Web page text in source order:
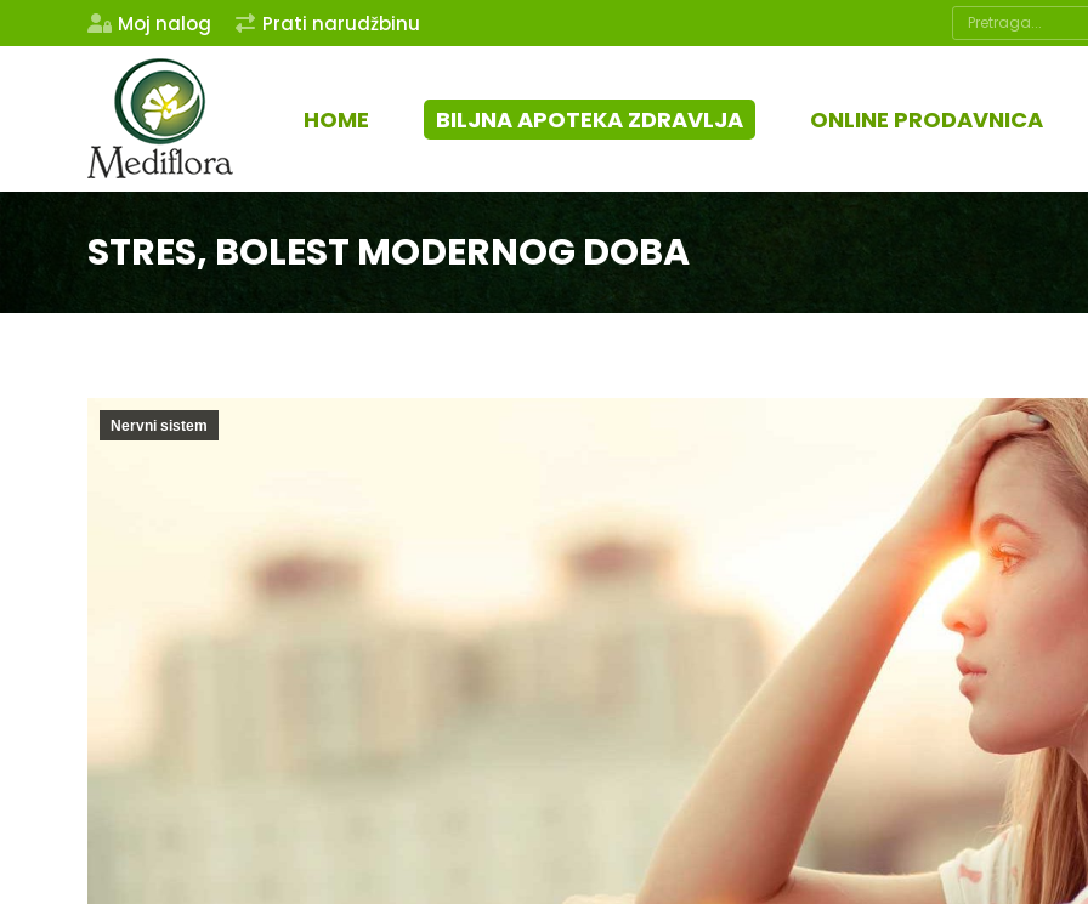
Moj nalog Prati narudžbinu Search:
HOME BILJNA APOTEKA ZDRAVLJA ONLINE PRODAVNICA
STRES, BOLEST MODERNOG DOBA
Nervni sistem